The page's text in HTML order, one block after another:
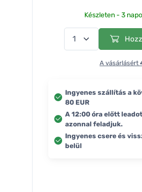
Készleten - 3
A vásárlásért
Ingyenes szállítás a
80 EUR
A 12:00 óra előtt
azonnal feladjuk.
Ingyenes csere és
belül